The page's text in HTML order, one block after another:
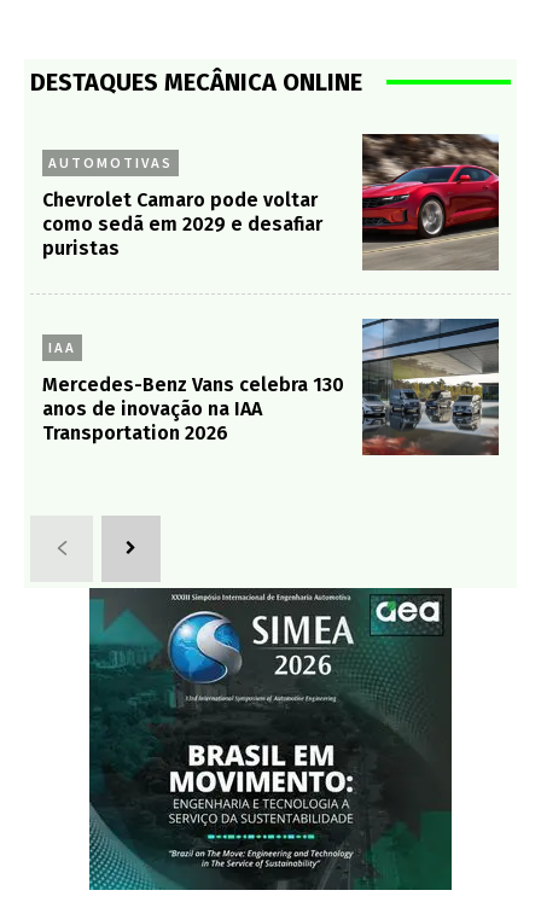
DESTAQUES MECÂNICA ONLINE
AUTOMOTIVAS
Chevrolet Camaro pode voltar
como sedã em 2029 e desafiar
puristas
IAA
Mercedes-Benz Vans celebra 130
anos de inovação na IAA
Transportation 2026